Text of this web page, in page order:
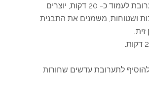
נותנים לתערובת לעמוד כ- 20 דקות, יוצרים
ושטוחות, משמנים את התבנית
להוסיף לתערובת עדשים שחורות